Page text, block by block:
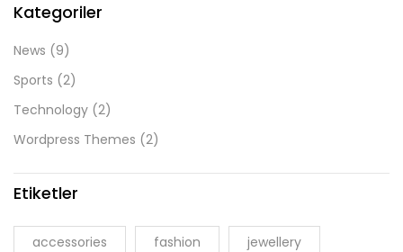
Kategoriler
News (9)
Sports (2)
Technology (2)
Wordpress Themes (2)
Etiketler
accessories fashion jewellery